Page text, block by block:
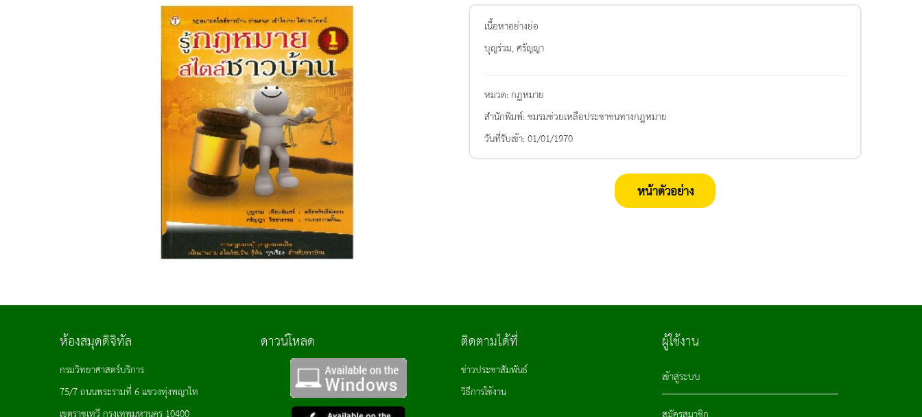
เนื้อหาอย่างย่อ
บุญร่วม, ศรัญญา
หมวด: กฏหมาย
สำนักพิมพ์:ชมรมช่วยเหลือประชาชนทางกฎหมาย
วันที่รับเข้า:01/01/1970
หน้าตัวอย่าง
ห้องสมุดดิจิทัล
กรมวิทยาศาสตร์บริการ
75/7 ถนนพระรามที่ 6 แขวงทุ่งพญาไท
เขตราชเทวี กรุงเทพมหานคร 10400
ดาวน์โหลด ติดตามได้ที่
ข่าวประชาสัมพันธ์
วิธีการใช้งาน
ผู้ใช้งาน
เข้าสู่ระบบ
สมัครสมาชิก